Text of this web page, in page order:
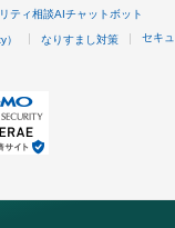
ティ相談AIチャットボット
なりすまし対策 セキ